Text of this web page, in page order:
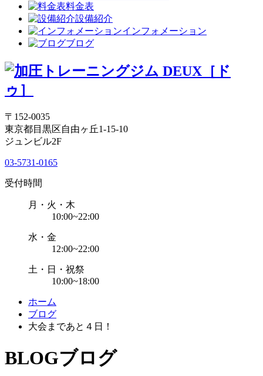
料金表
設備紹介
インフォメーション
ブログ
〒152-0035
東京都目黒区自由ヶ丘1-15-10
ジュンビル2F
03-5731-0165
受付時間
月・火・木
10:00~22:00
水・金
12:00~22:00
土・日・祝祭
10:00~18:00
ホーム
ブログ
大会まであと４日！
BLOGブログ